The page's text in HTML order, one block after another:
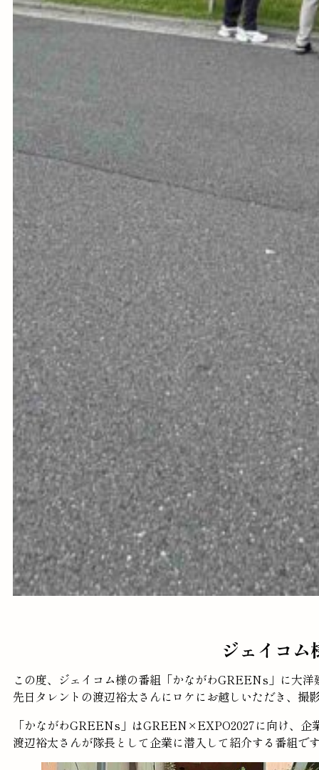
ジェイコム
この度、ジェイコム様の番組「かながわGREENs」に大
先日タレントの渡辺裕太さんにロケにお越しいただき、撮
「かながわGREENs」はGREEN×EXPO2027に向け、企
渡辺裕太さんが隊長として企業に潜入して紹介する番組で